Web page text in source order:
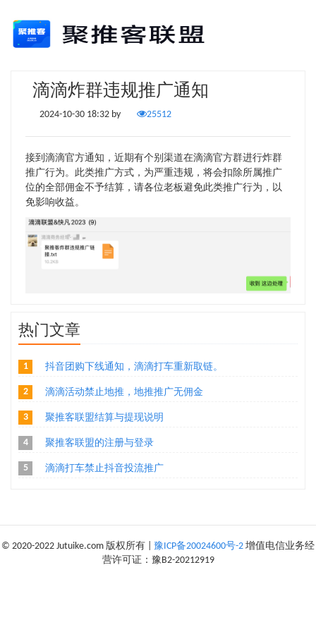
滴滴炸群违规推广通知
2024-10-30 18:32 by 25512
接到滴滴官方通知，近期有个别渠道在滴滴官方群进行炸群
推广行为。此类推广方式，为严重违规，将会扣除所属推广
位的全部佣金不予结算，请各位老板避免此类推广行为，以
免影响收益。
热门文章
1 抖音团购下线通知，滴滴打车重新取链。
2 滴滴活动禁止地推，地推推广无佣金
3 聚推客联盟结算与提现说明
4 聚推客联盟的注册与登录
5 滴滴打车禁止抖音投流推广
© 2020-2022 Jutuike.com 版权所有 | 豫ICP备20024600号-2 增值电信业务经
营许可证：豫B2-20212919